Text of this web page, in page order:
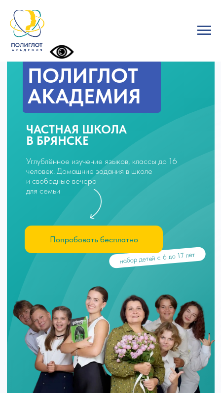
Углублённое изучение языков, классы до 16
и свободные вечера
для семьи
ЧАСТНАЯ ШКОЛА
В БРЯНСКЕ
ПОЛИГЛОТ
АКАДЕМИЯ
набор детей с 6 до 17 лет
Попробовать бесплатно
4.9 звезд
рейтинг на Яндекс
Картах
15 лет
средний стаж наших
учителей
30+ кружков
для творчества
и спорта
88% детей
посещают наши
кружки и секции